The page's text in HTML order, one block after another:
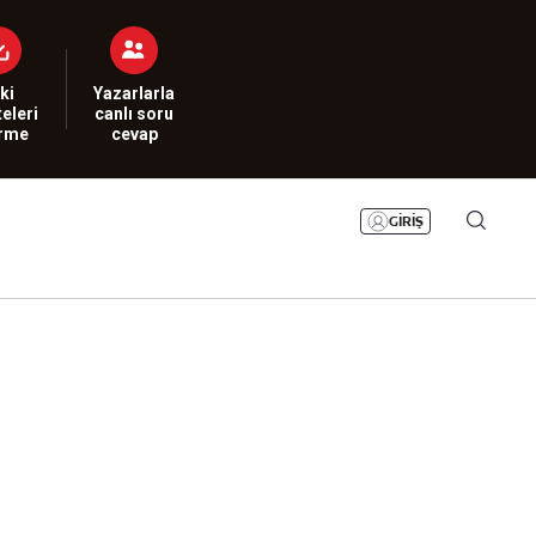
Yazarlarla
canlı soru
cevap
GİRİŞ
Namaz Vakitleri
Sesli Yayınlar